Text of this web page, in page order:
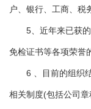
户、银行、工商、税
5、近年来已获
免检证书等各项荣誉
6 、目前的组织
相关制度(包括公司